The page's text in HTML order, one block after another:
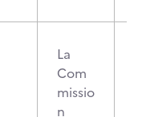
La
Com
missio
n